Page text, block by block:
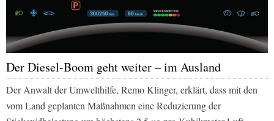
Der Diesel-Boom geht weiter – im Ausland
Der Anwalt der Umwelthilfe, Remo Klinger, erklärt, dass mit den
vom Land geplanten Maßnahmen eine Reduzierung der